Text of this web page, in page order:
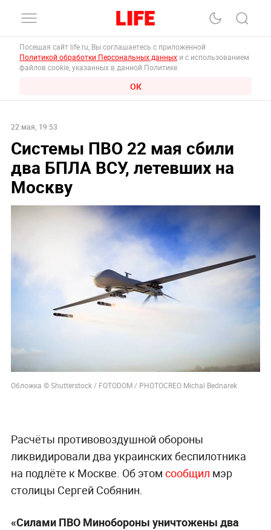
Посещая сайт life.ru, Вы соглашаетесь с приложенной
Политикой обработки Персональных данных и с использованием
файлов cookie, указанных в данной Политике.
ОК
22 мая, 19:53
Системы ПВО 22 мая сбили
два БПЛА ВСУ, летевших на
Москву
Обложка © Shutterstock / FOTODOM / PHOTOCREO Michal Bednarek
Расчёты противовоздушной обороны
ликвидировали два украинских беспилотника
на подлёте к Москве. Об этом сообщил мэр
столицы Сергей Собянин.
«Силами ПВО Минобороны уничтожены два